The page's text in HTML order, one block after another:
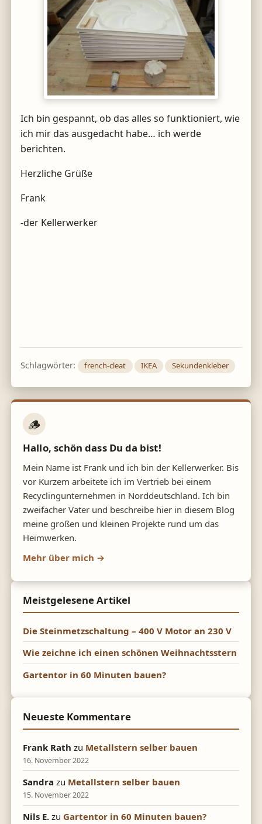
Ich bin gespannt, ob das alles so funktioniert, wie
ich mir das ausgedacht habe… ich werde
berichten.
Herzliche Grüße
Frank
-der Kellerwerker
Schlagwörter: french-cleat IKEA Sekundenkleber
🪵
Hallo, schön dass Du da bist!
Mein Name ist Frank und ich bin der Kellerwerker. Bis
vor Kurzem arbeitete ich im Vertrieb bei einem
Recyclingunternehmen in Norddeutschland. Ich bin
zweifacher Vater und beschreibe hier in diesem Blog
meine großen und kleinen Projekte rund um das
Heimwerken.
Mehr über mich →
Meistgelesene Artikel
Die Steinmetzschaltung – 400 V Motor an 230 V
Wie zeichne ich einen schönen Weihnachtsstern
Gartentor in 60 Minuten bauen?
Neueste Kommentare
Frank Rath zu Metallstern selber bauen
16. November 2022
Sandra zu Metallstern selber bauen
15. November 2022
Nils E. zu Gartentor in 60 Minuten bauen?